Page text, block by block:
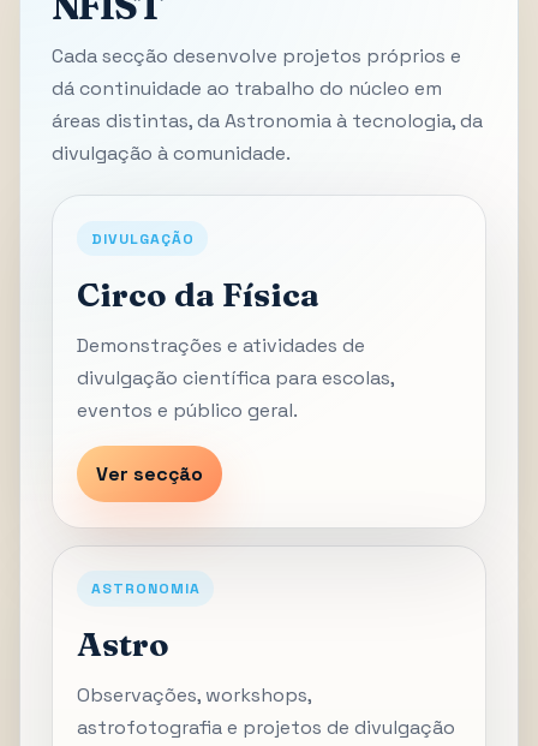
Cada secção desenvolve projetos próprios e
dá continuidade ao trabalho do núcleo em
áreas distintas, da Astronomia à tecnologia, da
divulgação à comunidade.
DIVULGAÇÃO
Circo da Física
Demonstrações e atividades de
divulgação científica para escolas,
eventos e público geral.
Ver secção
ASTRONOMIA
Astro
Observações, workshops,
astrofotografia e projetos de divulgação